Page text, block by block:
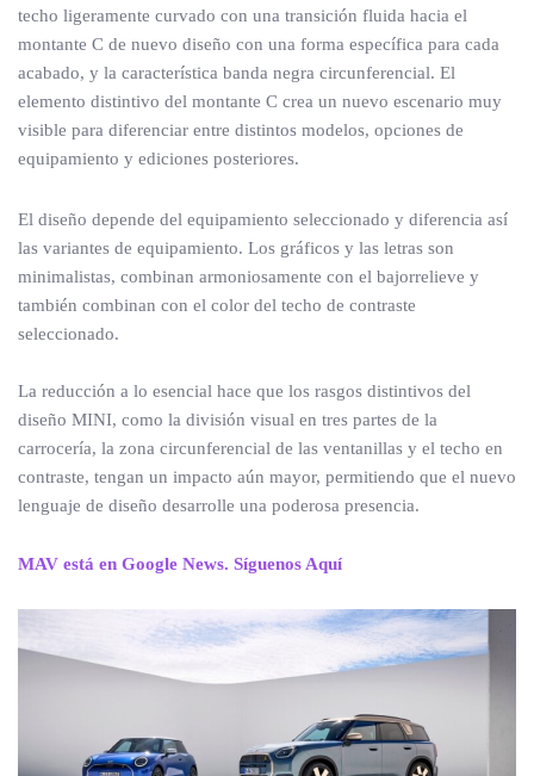
techo ligeramente curvado con una transición fluida hacia el
montante C de nuevo diseño con una forma específica para cada
acabado, y la característica banda negra circunferencial. El
elemento distintivo del montante C crea un nuevo escenario muy
visible para diferenciar entre distintos modelos, opciones de
equipamiento y ediciones posteriores.
El diseño depende del equipamiento seleccionado y diferencia así
las variantes de equipamiento. Los gráficos y las letras son
minimalistas, combinan armoniosamente con el bajorrelieve y
también combinan con el color del techo de contraste
seleccionado.
La reducción a lo esencial hace que los rasgos distintivos del
diseño MINI, como la división visual en tres partes de la
carrocería, la zona circunferencial de las ventanillas y el techo en
contraste, tengan un impacto aún mayor, permitiendo que el nuevo
lenguaje de diseño desarrolle una poderosa presencia.
MAV está en Google News. Síguenos Aquí